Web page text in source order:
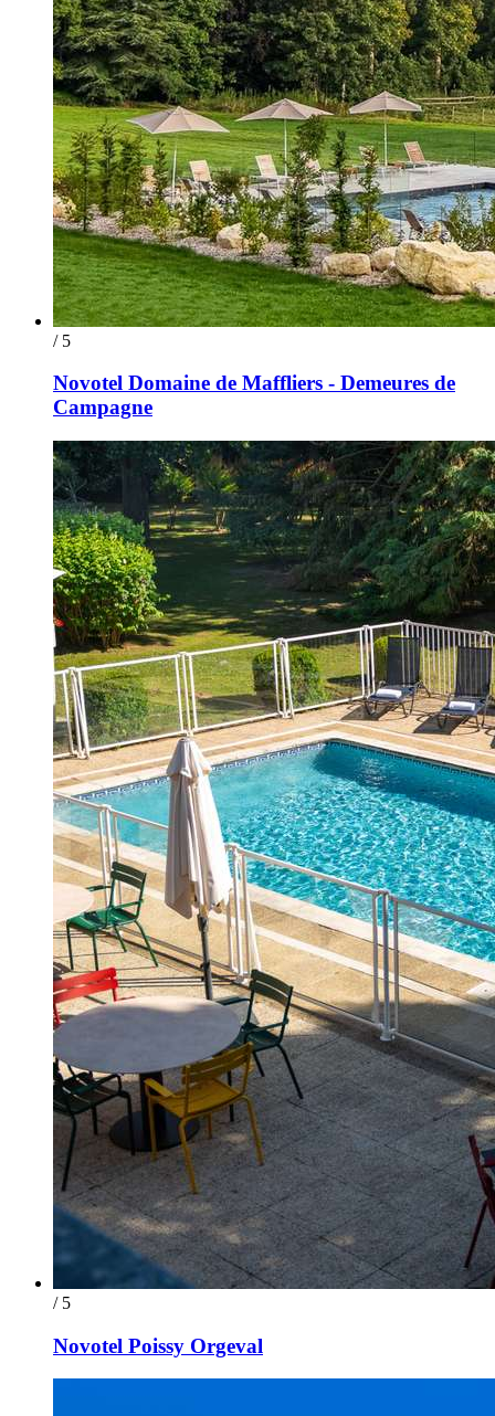
/ 5
Novotel Domaine de Maffliers - Demeures de
Campagne
/ 5
Novotel Poissy Orgeval